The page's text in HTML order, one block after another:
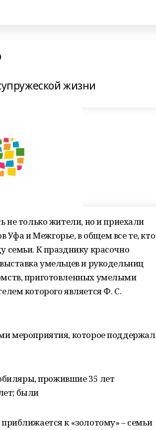
жизни
не только жители, но и приехали
Уфа и Межгорье, в общем все те, кто
семьи. К празднику красочно
умельцев и рукодельниц
приготовленных умелыми
которого является Ф. С.
мероприятия, которое поддержал
прожившие 35 лет
были
к «золотому» – семьи